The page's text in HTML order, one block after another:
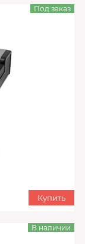
Под заказ
Купить
В наличии